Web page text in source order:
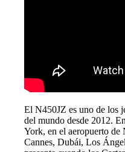
El N450JZ es uno de los
del mundo desde 2012.
York, en el aeropuerto de
Cannes, Dubái, Los